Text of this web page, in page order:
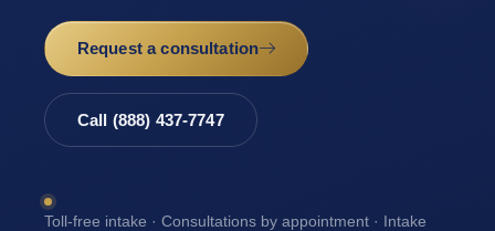
Request a consultation
Call (888) 437-7747
Toll-free intake · Consultations by appointment · Intake